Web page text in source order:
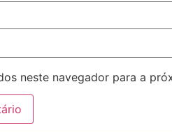
neste navegador para a